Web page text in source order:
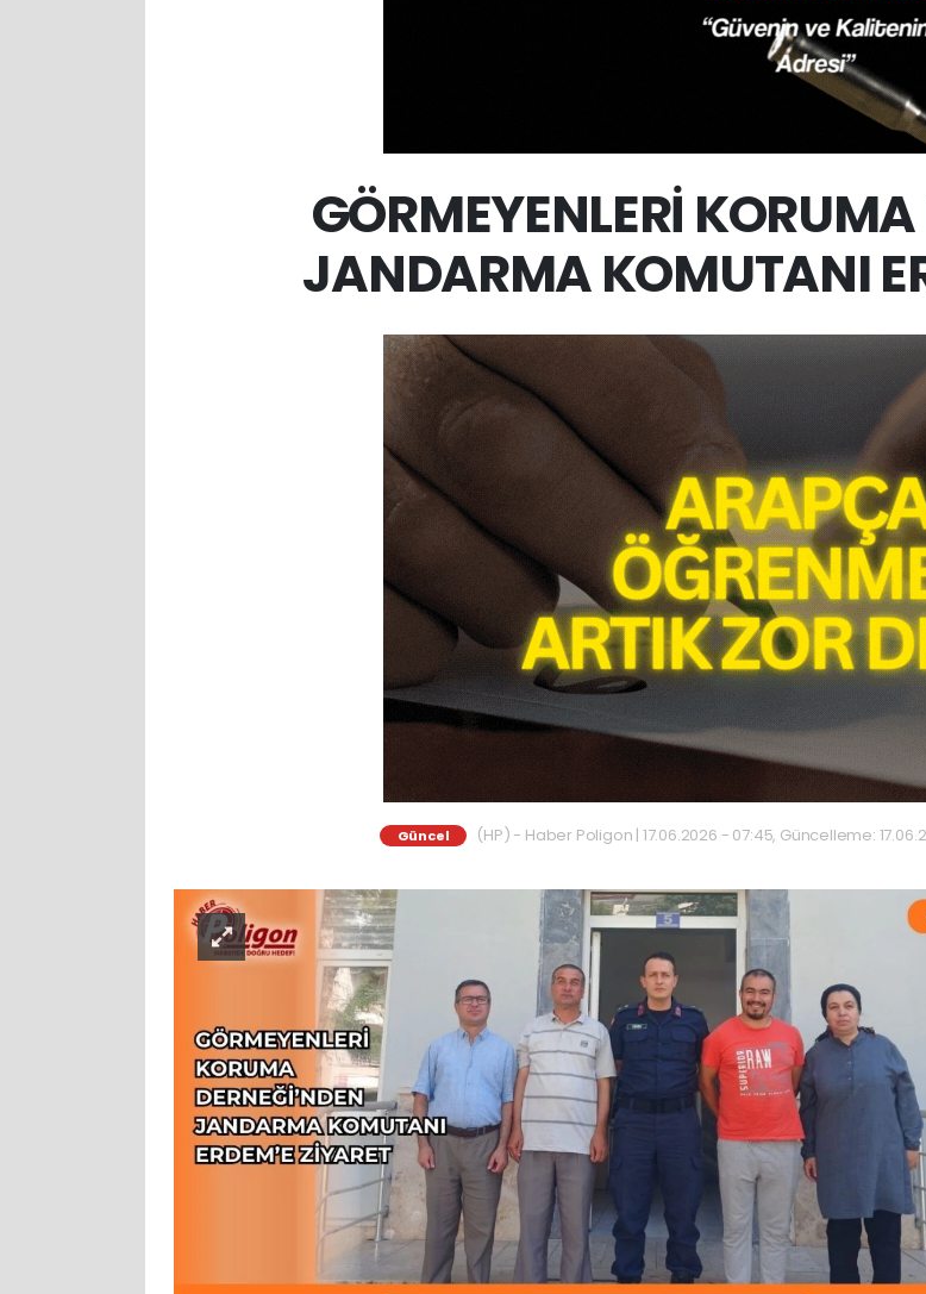
GÖRMEYENLERİ
JANDARMA KOMUTANI
Güncel (HP) - Haber Poligon | 17.06.2026 - 07:45, Güncelleme: